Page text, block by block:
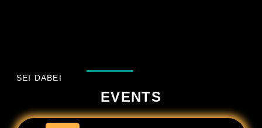
SEI DABEI
EVENTS